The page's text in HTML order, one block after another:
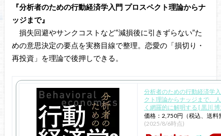
『分析者のための行動経済学入門 プロスペクト理論からナ
ッジまで』
損失回避やサンクコストなど“減損後に引きずらない”た
めの意思決定の要点を実務目線で整理。恋愛の「損切り・
再投資」を理論で後押しできる。
分析者のための行動経済学
クト理論からナッジまで、
く網羅的に解明する [ 黒川
価格：2,750円（税込、送料
(2025/8/6時点)